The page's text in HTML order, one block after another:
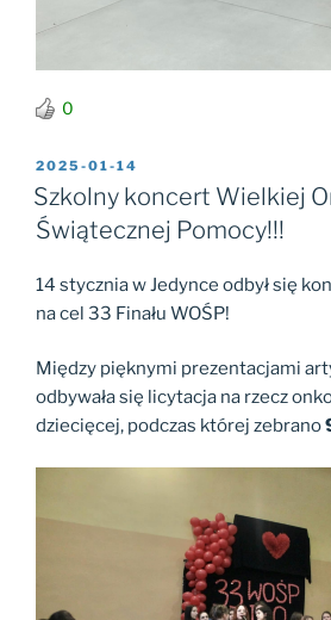
0
OPUBLIKOWANE
W
2025-01-14
Szkolny koncert Wielkiej
Świątecznej Pomocy!!!
14 stycznia w Jedynce odbył się
na cel 33 Finału WOŚP!
Między pięknymi prezentacjami
odbywała się licytacja na rzecz
dziecięcej, podczas której zebrano